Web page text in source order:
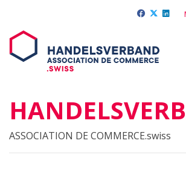
ASSOCIATION DE COMMERCE.swiss